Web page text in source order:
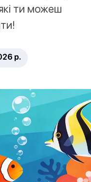
ти можеш
р.